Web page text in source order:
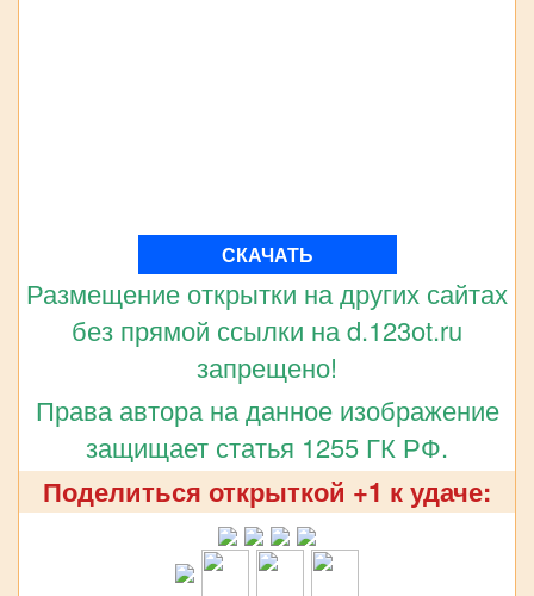
СКАЧАТЬ
Размещение открытки на других сайтах
без прямой ссылки на d.123ot.ru
запрещено!
Права автора на данное изображение
защищает статья 1255 ГК РФ.
Поделиться открыткой +1 к удаче: